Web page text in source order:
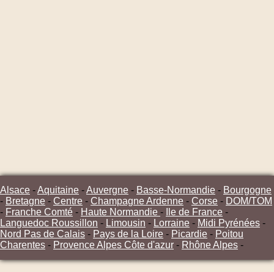
Alsace -Aquitaine -Auvergne - Basse-Normandie - Bourgogne
- Bretagne - Centre - Champagne Ardenne - Corse - DOM/TOM
- Franche Comté - Haute Normandie - Ile de France -
Languedoc Roussillon - Limousin - Lorraine - Midi Pyrénées -
Nord Pas de Calais - Pays de la Loire - Picardie - Poitou
Charentes - Provence Alpes Côte d'azur - Rhône Alpes -